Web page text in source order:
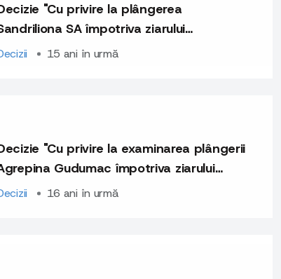
"Cu privire la plângerea
SA împotriva ziarului
Zilei”
15 ani în urmă
"Cu privire la examinarea plângerii
Gudumac împotriva ziarului
Căuşeni"
16 ani în urmă